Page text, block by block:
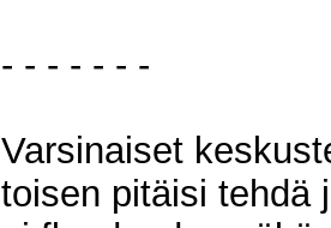
- - - - - - -
Varsinaiset
toisen pitäisi tehdä